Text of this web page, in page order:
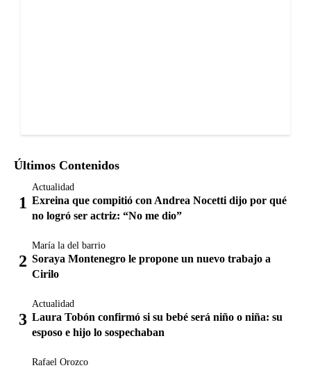
Últimos Contenidos
Actualidad
Exreina que compitió con Andrea Nocetti dijo por qué
no logró ser actriz: “No me dio”
María la del barrio
Soraya Montenegro le propone un nuevo trabajo a
Cirilo
Actualidad
Laura Tobón confirmó si su bebé será niño o niña: su
esposo e hijo lo sospechaban
Rafael Orozco